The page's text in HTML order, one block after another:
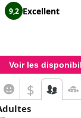
9,2 Excellent
Voir les
$